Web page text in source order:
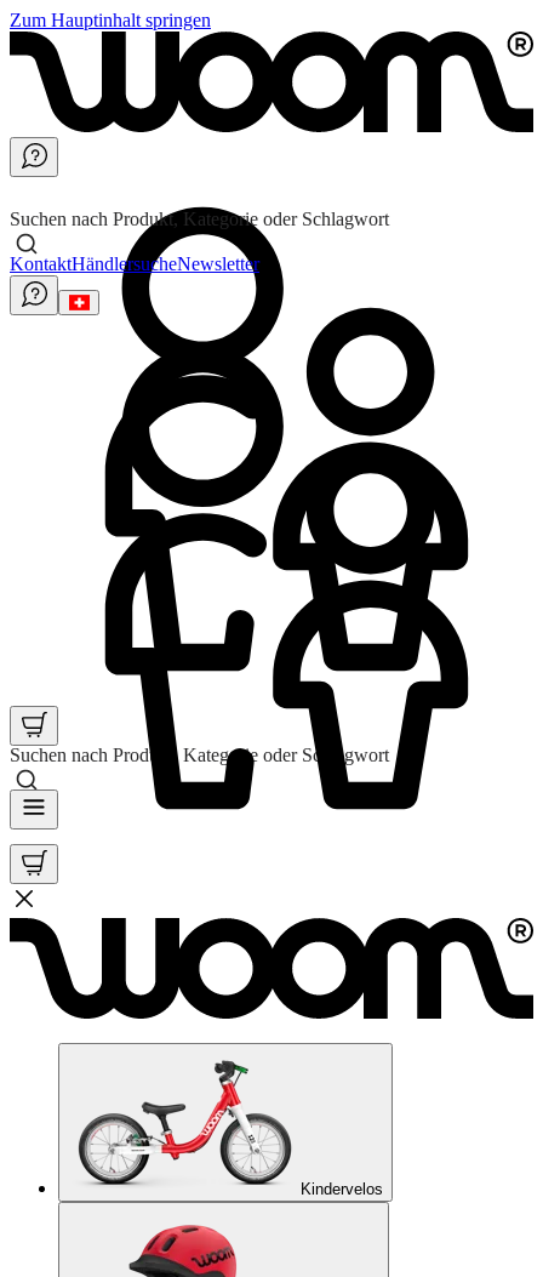
Zum Hauptinhalt springen
Suchen nach Produkt, Kategorie oder Schlagwort
Suchen nach Produkt, Kategorie oder Schlagwort
KontaktHändlersucheNewsletter
Kindervelos